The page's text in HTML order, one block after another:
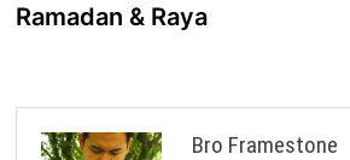
Ramadan & Raya
Bro Framestone